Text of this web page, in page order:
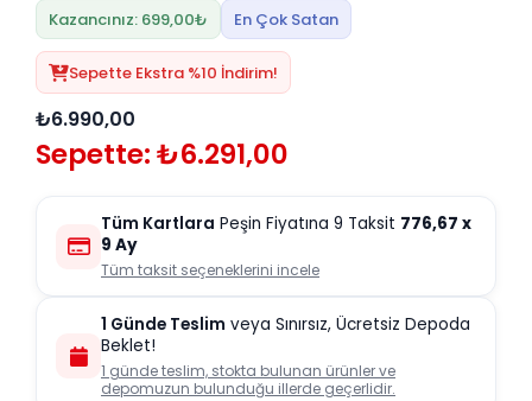
Kazancınız: 699,00₺ En Çok Satan
Sepette Ekstra %10 İndirim!
₺6.990,00
Sepette: ₺6.291,00
Tüm Kartlara Peşin Fiyatına 9 Taksit 776,67 x
9 Ay
Tüm taksit seçeneklerini incele
1 Günde Teslim veya Sınırsız, Ücretsiz Depoda
Beklet!
1 günde teslim, stokta bulunan ürünler ve
depomuzun bulunduğu illerde geçerlidir.